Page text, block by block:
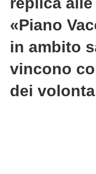
«Piano
in ambito
vincono
dei